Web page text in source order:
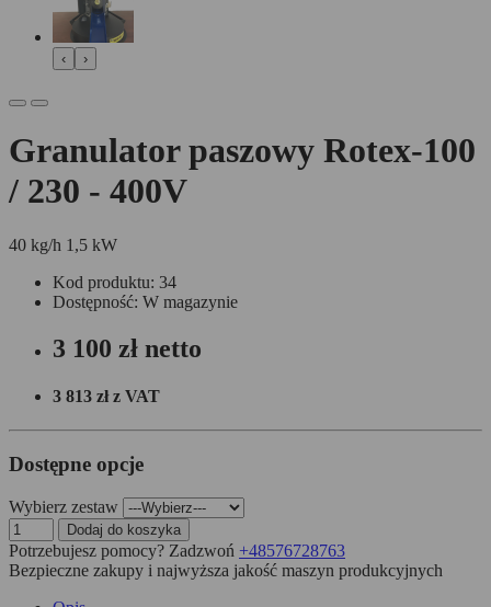
‹ ›
Granulator paszowy Rotex-100
/ 230 - 400V
40 kg/h 1,5 kW
Kod produktu: 34
Dostępność: W magazynie
3 100 zł netto
3 813 złz VAT
Dostępne opcje
Wybierz zestaw
Dodaj do koszyka
Potrzebujesz pomocy? Zadzwoń +48576728763
Bezpieczne zakupy i najwyższa jakość maszyn produkcyjnych